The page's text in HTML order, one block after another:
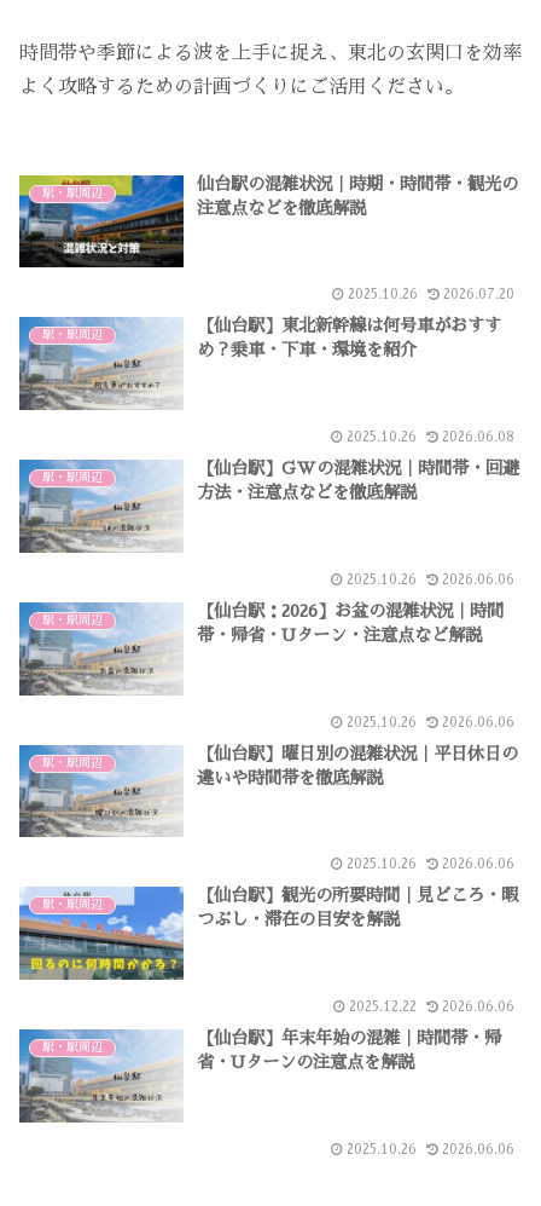
時間帯や季節による波を上手に捉え、東北の玄関口を効率
よく攻略するための計画づくりにご活用ください。
駅・駅周辺
仙台駅の混雑状況｜時期・時間帯・観光の
注意点などを徹底解説
2025.10.26 2026.07.20
駅・駅周辺
【仙台駅】東北新幹線は何号車がおすす
め？乗車・下車・環境を紹介
2025.10.26 2026.06.08
駅・駅周辺
【仙台駅】GWの混雑状況｜時間帯・回避
方法・注意点などを徹底解説
2025.10.26 2026.06.06
駅・駅周辺
【仙台駅：2026】お盆の混雑状況｜時間
帯・帰省・Uターン・注意点など解説
2025.10.26 2026.06.06
駅・駅周辺
【仙台駅】曜日別の混雑状況｜平日休日の
違いや時間帯を徹底解説
2025.10.26 2026.06.06
駅・駅周辺
【仙台駅】観光の所要時間｜見どころ・暇
つぶし・滞在の目安を解説
2025.12.22 2026.06.06
駅・駅周辺
【仙台駅】年末年始の混雑｜時間帯・帰
省・Uターンの注意点を解説
2025.10.26 2026.06.06